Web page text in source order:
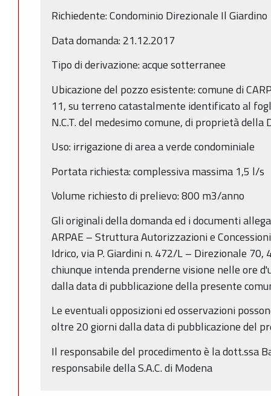
Richiedente: Condominio Direzionale Il Giardino
Data domanda: 21.12.2017
Tipo di derivazione: acque sotterranee
Ubicazione del pozzo esistente: comune di
11, su terreno catastalmente identificato al
N.C.T. del medesimo comune, di proprietà
Uso: irrigazione di area a verde condominiale
Portata richiesta: complessiva massima 1,5 l/s
Volume richiesto di prelievo: 800 m3/anno
Gli originali della domanda ed i documenti
ARPAE – Struttura Autorizzazioni e
Idrico, via P. Giardini n. 472/L – Direzionale 70,
chiunque intenda prenderne visione nelle ore
dalla data di pubblicazione della presente
Le eventuali opposizioni ed osservazioni
oltre 20 giorni dalla data di pubblicazione del
Il responsabile del procedimento è la dott.ssa
responsabile della S.A.C. di Modena